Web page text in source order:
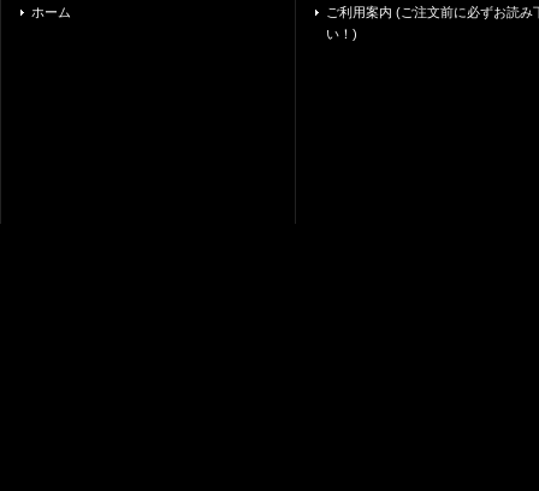
ホーム
ご利用案内 (ご注文前に必ずお読み
い！)